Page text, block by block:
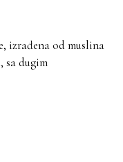
izrađena od muslina
sa dugim